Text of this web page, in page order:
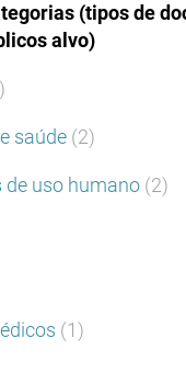
(tipos de
alvo)
saúde (2)
uso humano (2)
(1)